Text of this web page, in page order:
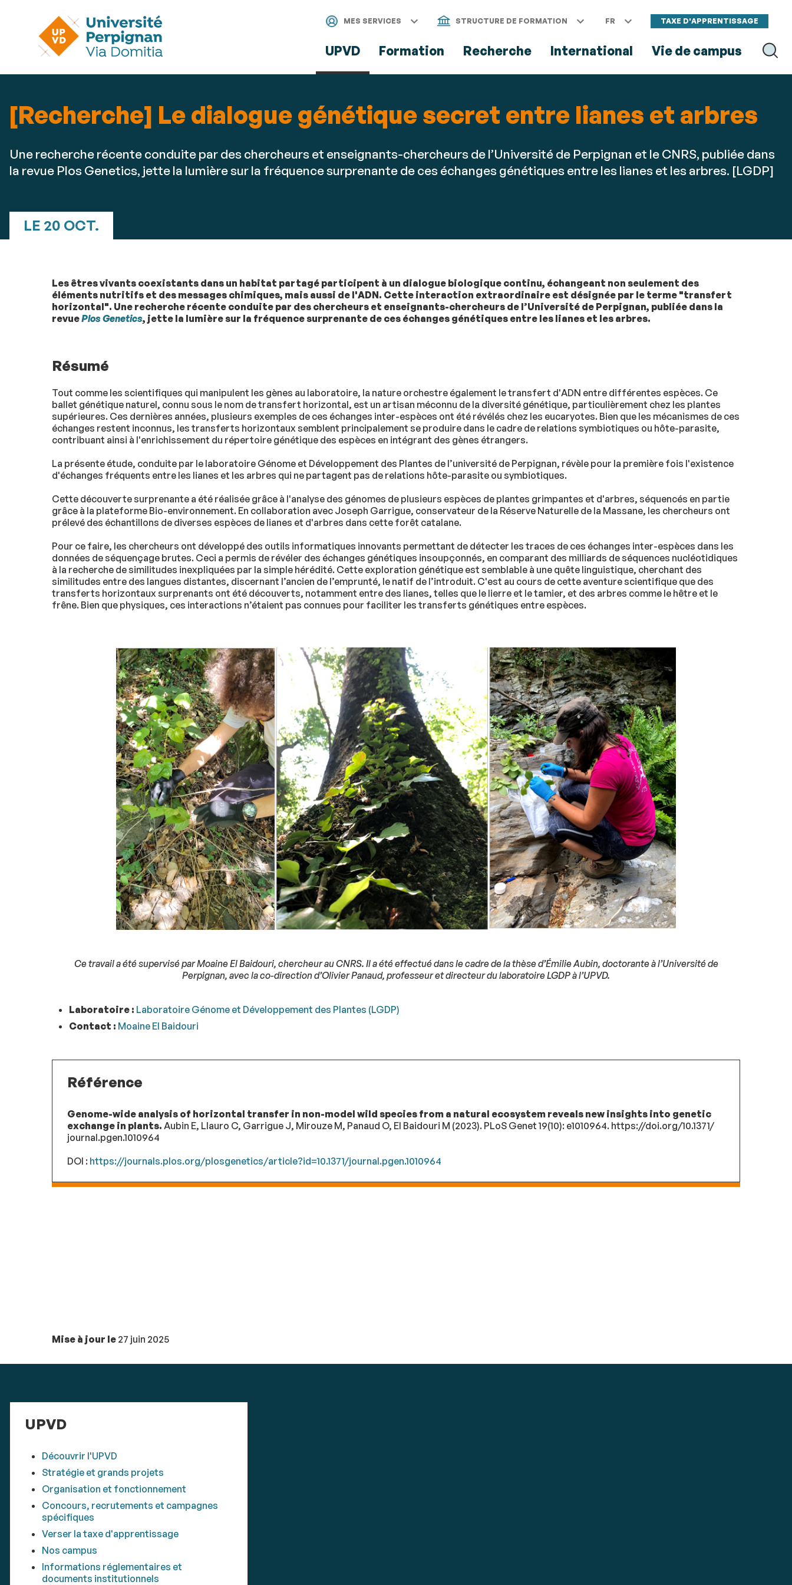
au
directs
MES SERVICES STRUCTURE DE FORMATION FR TAXE D'APPRENTISSAGE
UPVD Formation Recherche International Vie de campus
[Recherche] Le dialogue génétique secret entre lianes et arbres
Une recherche récente conduite par des chercheurs et enseignants-chercheurs de l’Université de Perpignan et le CNRS, publiée dans
la revue Plos Genetics, jette la lumière sur la fréquence surprenante de ces échanges génétiques entre les lianes et les arbres. [LGDP]
LE 20 OCT.
Les êtres vivants coexistants dans un habitat partagé participent à un dialogue biologique continu, échangeant non seulement des
éléments nutritifs et des messages chimiques, mais aussi de l'ADN. Cette interaction extraordinaire est désignée par le terme "transfert
horizontal". Une recherche récente conduite par des chercheurs et enseignants-chercheurs de l’Université de Perpignan, publiée dans la
revuePlos Genetics, jette la lumière sur la fréquence surprenante de ces échanges génétiques entre les lianes et les arbres.
Résumé
Tout comme les scientifiques qui manipulent les gènes au laboratoire, la nature orchestre également le transfert d'ADN entre différentes espèces. Ce
ballet génétique naturel, connu sous le nom de transfert horizontal, est un artisan méconnu de la diversité génétique, particulièrement chez les plantes
supérieures. Ces dernières années, plusieurs exemples de ces échanges inter-espèces ont été révélés chez les eucaryotes. Bien que les mécanismes de ces
échanges restent inconnus, les transferts horizontaux semblent principalement se produire dans le cadre de relations symbiotiques ou hôte-parasite,
contribuant ainsi à l'enrichissement du répertoire génétique des espèces en intégrant des gènes étrangers.
La présente étude, conduite par le laboratoire Génome et Développement des Plantes de l’université de Perpignan, révèle pour la première fois l'existence
d'échanges fréquents entre les lianes et les arbres qui ne partagent pas de relations hôte-parasite ou symbiotiques.
Cette découverte surprenante a été réalisée grâce à l'analyse des génomes de plusieurs espèces de plantes grimpantes et d'arbres, séquencés en partie
grâce à la plateforme Bio-environnement. En collaboration avec Joseph Garrigue, conservateur de la Réserve Naturelle de la Massane, les chercheurs ont
prélevé des échantillons de diverses espèces de lianes et d'arbres dans cette forêt catalane.
Pour ce faire, les chercheurs ont développé des outils informatiques innovants permettant de détecter les traces de ces échanges inter-espèces dans les
données de séquençage brutes. Ceci a permis de révéler des échanges génétiques insoupçonnés, en comparant des milliards de séquences nucléotidiques
à la recherche de similitudes inexpliquées par la simple hérédité. Cette exploration génétique est semblable à une quête linguistique, cherchant des
similitudes entre des langues distantes, discernant l’ancien de l’emprunté, le natif de l’introduit. C'est au cours de cette aventure scientifique que des
transferts horizontaux surprenants ont été découverts, notamment entre des lianes, telles que le lierre et le tamier, et des arbres comme le hêtre et le
frêne. Bien que physiques, ces interactions n’étaient pas connues pour faciliter les transferts génétiques entre espèces.
Ce travail a été supervisé par Moaine El Baidouri, chercheur au CNRS. Il a été effectué dans le cadre de la thèse d’Émilie Aubin, doctorante à l’Université de
Perpignan, avec la co-direction d’Olivier Panaud, professeur et directeur du laboratoire LGDP à l’UPVD.
Laboratoire : Laboratoire Génome et Développement des Plantes (LGDP)
Contact : Moaine El Baidouri
Référence
Genome-wide analysis of horizontal transfer in non-model wild species from a natural ecosystem reveals new insights into genetic
exchange in plants. Aubin E, Llauro C, Garrigue J, Mirouze M, Panaud O, El Baidouri M (2023). PLoS Genet 19(10): e1010964. https://doi.org/10.1371/
journal.pgen.1010964
DOI : https://journals.plos.org/plosgenetics/article?id=10.1371/journal.pgen.1010964
Mise à jour le 27 juin 2025
UPVD
Découvrir l'UPVD
Stratégie et grands projets
Organisation et fonctionnement
Concours, recrutements et campagnes
spécifiques
Verser la taxe d'apprentissage
Nos campus
Informations réglementaires et
documents institutionnels